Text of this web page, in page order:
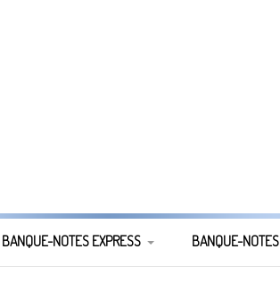
BANQUE-NOTES EXPRESS BANQUE-NOTES